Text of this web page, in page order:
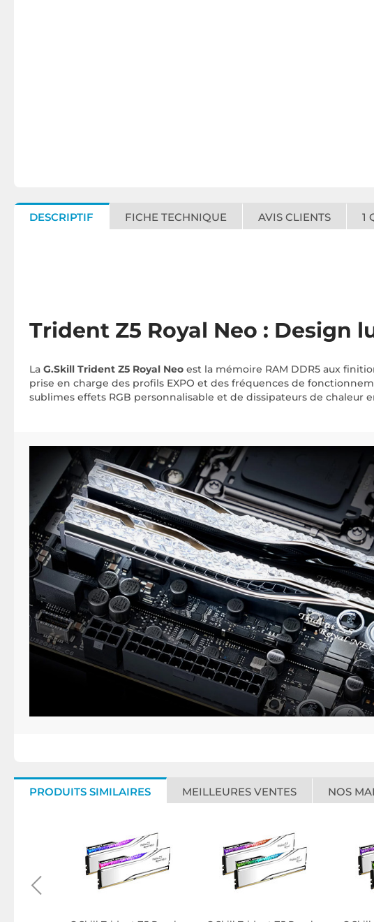
DESCRIPTIF FICHE TECHNIQUE AVIS CLIENTS 1
Trident Z5 Royal Neo : Design
La G.Skill Trident Z5 Royal Neo est la mémoire RAM DDR5 aux
prise en charge des profils EXPO et des fréquences de
sublimes effets RGB personnalisable et de dissipateurs de
PRODUITS SIMILAIRES MEILLEURES VENTES NOS